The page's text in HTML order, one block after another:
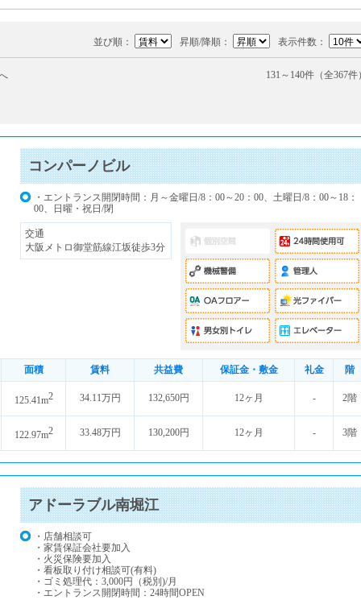
表示件数：
昇順/降順：
並び順：
32 33 34 35
131～140件（全367件
コンパーノビル
・エントランス開閉時間：月～金曜日/8：00～20：00、土曜日/8：00～18：
00、日曜・祝日/閉
交通
大阪メトロ御堂筋線江坂徒歩3分
面積 賃料 共益費 保証金・敷金 礼金 階
125.41m2 34.11万円 132,650円 12ヶ月 - 2階
122.97m2 33.48万円 130,200円 12ヶ月 - 3階
アドーラブル南堀江
・店舗相談可
・家賃保証会社要加入
・火災保険要加入
・看板取り付け相談可(有料)
・ゴミ処理代：3,000円（税別)/月
・エントランス開閉時間：24時間OPEN